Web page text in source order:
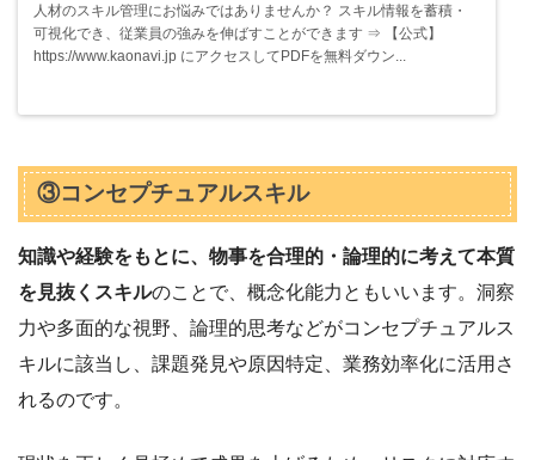
人材のスキル管理にお悩みではありませんか？ スキル情報を蓄積・
可視化でき、従業員の強みを伸ばすことができます ⇒ 【公式】
https://www.kaonavi.jp にアクセスしてPDFを無料ダウン...
③コンセプチュアルスキル
知識や経験をもとに、物事を合理的・論理的に考えて本質
を見抜くスキルのことで、概念化能力ともいいます。洞察
力や多面的な視野、論理的思考などがコンセプチュアルス
キルに該当し、課題発見や原因特定、業務効率化に活用さ
れるのです。